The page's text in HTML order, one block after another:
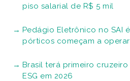
piso salarial de R$ 5 mil
Pedágio Eletrônico no SAI
pórticos começam a
Brasil terá primeiro
ESG em 2026